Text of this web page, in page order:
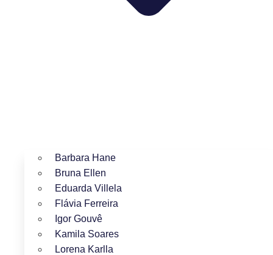
Barbara Hane
Bruna Ellen
Eduarda Villela
Flávia Ferreira
Igor Gouvê
Kamila Soares
Lorena Karlla